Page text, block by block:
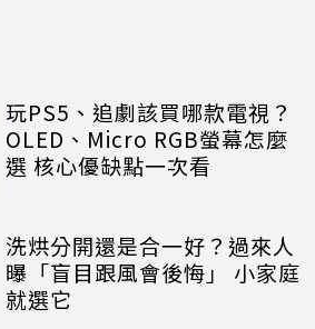
玩PS5、追劇該買哪款電視？
OLED、Micro RGB螢幕怎麼
選 核心優缺點一次看
洗烘分開還是合一好？過來人
曝「盲目跟風會後悔」 小家庭
就選它